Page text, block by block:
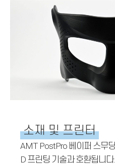
소재 및 프린터
AMT PostPro 베이퍼 스무
D 프린팅 기술과 호환됩니다.